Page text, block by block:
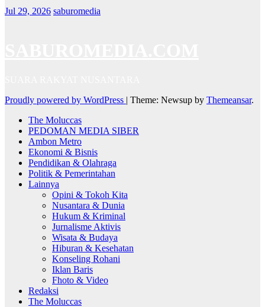
Jul 29, 2026 saburomedia
Proudly powered by WordPress | Theme: Newsup by Themeansar.
The Moluccas
PEDOMAN MEDIA SIBER
Ambon Metro
Ekonomi & Bisnis
Pendidikan & Olahraga
Politik & Pemerintahan
Lainnya
Opini & Tokoh Kita
Nusantara & Dunia
Hukum & Kriminal
Jurnalisme Aktivis
Wisata & Budaya
Hiburan & Kesehatan
Konseling Rohani
Iklan Baris
Fhoto & Video
Redaksi
The Moluccas